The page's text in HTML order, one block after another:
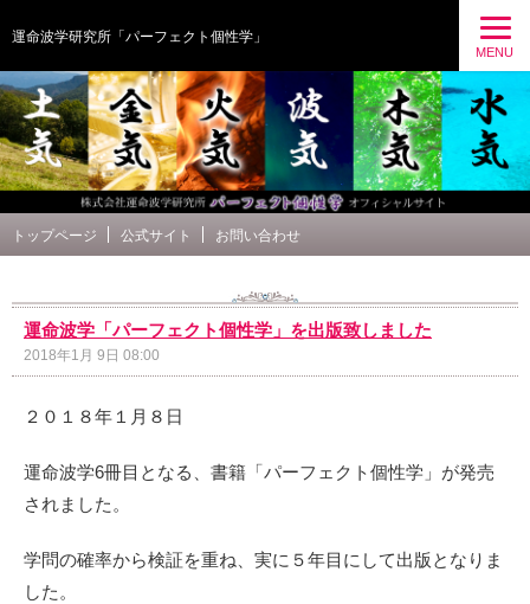
運命波学研究所「パーフェクト個性学」
MENU
トップページ 公式サイト お問い合わせ
運命波学「パーフェクト個性学」を出版致しました
2018年1月 9日 08:00
２０１８年１月８日
運命波学6冊目となる、書籍「パーフェクト個性学」が発売
されました。
学問の確率から検証を重ね、実に５年目にして出版となりま
した。